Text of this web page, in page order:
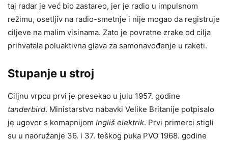
taj radar je već bio zastareo, jer je radio u impulsnom
režimu, osetljiv na radio-smetnje i nije mogao da registruje
ciljeve na malim visinama. Zato je povratne zrake od cilja
prihvatala poluaktivna glava za samonavođenje u raketi.
Stupanje u stroj
Ciljnu vrpcu prvi je presekao u julu 1957. godine
tanderbird. Ministarstvo nabavki Velike Britanije potpisalo
je ugovor s komapnijom Ingliš elektrik. Prvi primerci stigli
su u naoružanje 36. i 37. teškog puka PVO 1968. godine